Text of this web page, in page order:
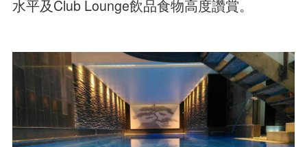
水平及Club Lounge飲品食物高度讚賞。